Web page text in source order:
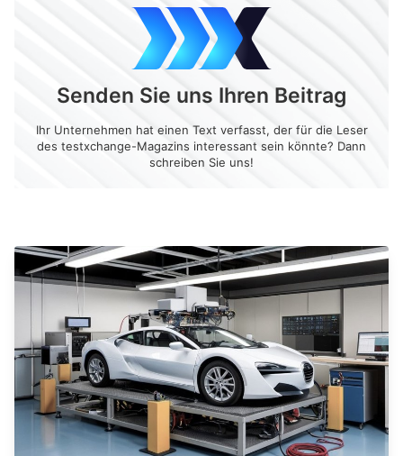
Senden Sie uns Ihren Beitrag
Ihr Unternehmen hat einen Text verfasst, der für die Leser
des testxchange-Magazins interessant sein könnte? Dann
schreiben Sie uns!